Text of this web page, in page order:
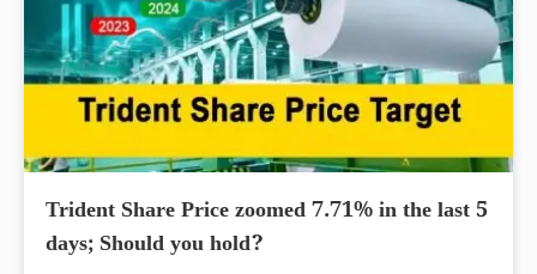
Trident Share Price zoomed 7.71% in the last 5
days; Should you hold?